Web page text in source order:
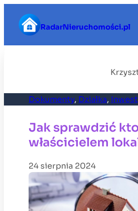
treści
RadarNieruchomości.pl
Dokumenty, Działka,
Jak sprawdzić
właścicielem
24 sierpnia 2024